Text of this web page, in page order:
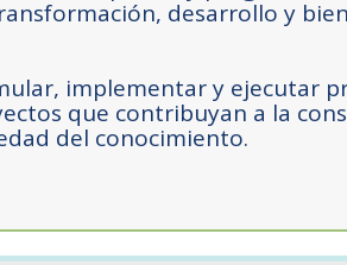
desarrollo y
implementar y ejecutar
que contribuyan a la
del conocimiento.